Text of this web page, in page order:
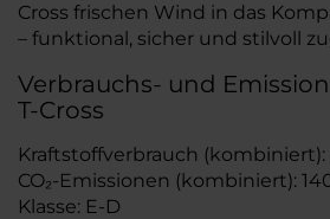
Cross frischen Wind in das
– funktional, sicher und stilvoll
Verbrauchs- und
T-Cross
Kraftstoffverbrauch (kombiniert):
CO₂-Emissionen (kombiniert):
Klasse: E-D